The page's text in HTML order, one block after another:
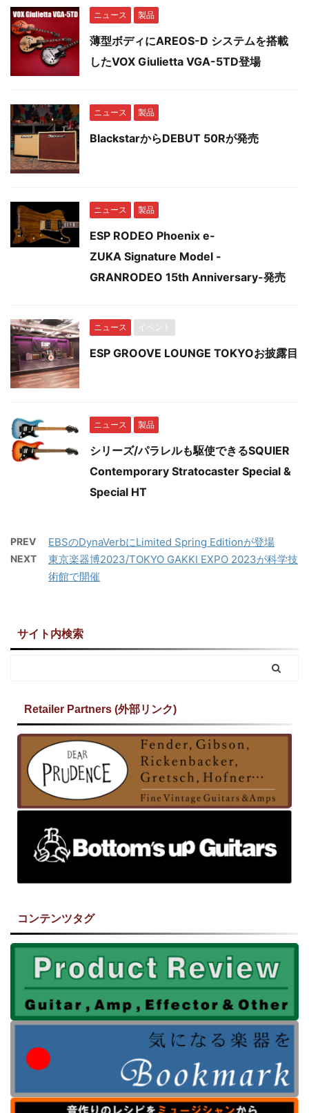
ニュース 製品
薄型ボディにAREOS-D システムを搭載
したVOX Giulietta VGA-5TD登場
ニュース 製品
BlackstarからDEBUT 50Rが発売
ニュース 製品
ESP RODEO Phoenix e-
ZUKA Signature Model -
GRANRODEO 15th Anniversary-発売
ニュース イベント
ESP GROOVE LOUNGE TOKYOお披露目
ニュース 製品
シリーズ/パラレルも駆使できるSQUIER
Contemporary Stratocaster Special &
Special HT
PREV EBSのDynaVerbにLimited Spring Editionが登場
NEXT
東京楽器博2023/TOKYO GAKKI EXPO 2023が科学技
術館で開催
サイト内検索
Retailer Partners (外部リンク)
コンテンツタグ